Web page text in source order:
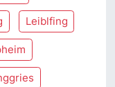
Leiblfing